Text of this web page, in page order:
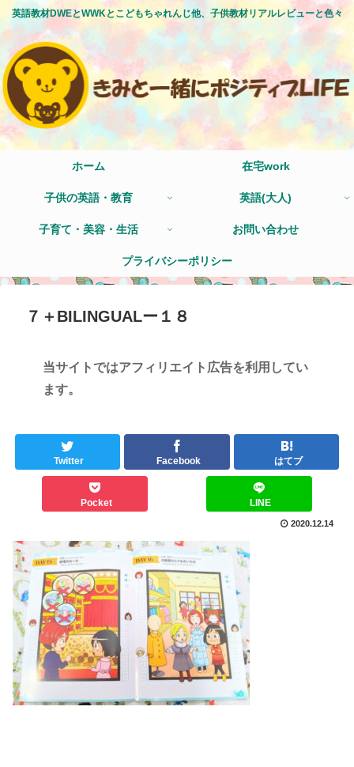
英語教材DWEとWWKとこどもちゃれんじ他、子供教材リアルレビューと色々
ホーム 在宅work
子供の英語・教育 英語(大人)
子育て・美容・生活 お問い合わせ
プライバシーポリシー
７＋BILINGUALー１８
当サイトではアフィリエイト広告を利用してい
ます。
Twitter Facebook はてブ
Pocket LINE
2020.12.14